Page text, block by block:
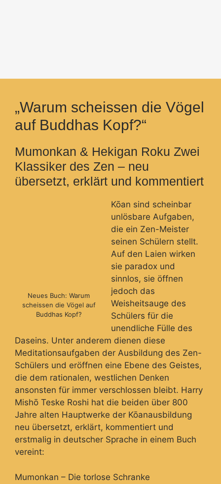
„Warum scheissen die Vögel
auf Buddhas Kopf?“
Mumonkan & Hekigan Roku Zwei
Klassiker des Zen – neu
übersetzt, erklärt und kommentiert
Neues Buch: Warum
scheissen die Vögel auf
Buddhas Kopf?
Kōan sind scheinbar
unlösbare Aufgaben,
die ein Zen-Meister
seinen Schülern stellt.
Auf den Laien wirken
sie paradox und
sinnlos, sie öffnen
jedoch das
Weisheitsauge des
Schülers für die
unendliche Fülle des
Daseins. Unter anderem dienen diese
Meditationsaufgaben der Ausbildung des Zen-
Schülers und eröffnen eine Ebene des Geistes,
die dem rationalen, westlichen Denken
ansonsten für immer verschlossen bleibt. Harry
Mishō Teske Roshi hat die beiden über 800
Jahre alten Hauptwerke der Kōanausbildung
neu übersetzt, erklärt, kommentiert und
erstmalig in deutscher Sprache in einem Buch
vereint:
Mumonkan – Die torlose Schranke